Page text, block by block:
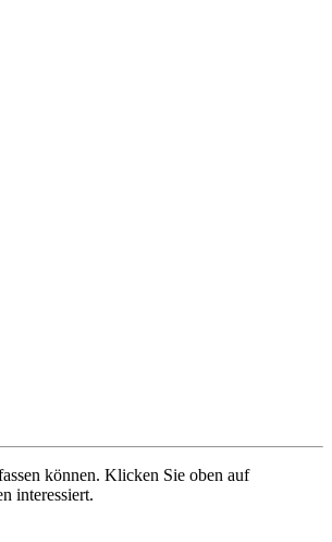
können. Klicken Sie oben auf
interessiert.